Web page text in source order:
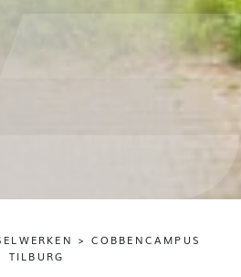
> COBBENCAMPUS
TILBURG